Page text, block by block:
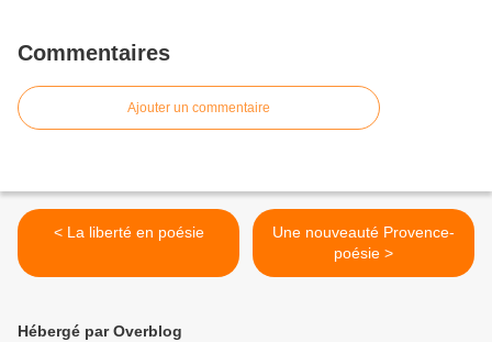
Commentaires
Ajouter un commentaire
< La liberté en poésie
Une nouveauté Provence-
poésie >
Hébergé par Overblog